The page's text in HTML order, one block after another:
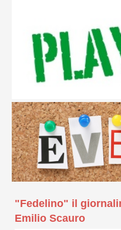
"Fedelino" il
Emilio Scauro